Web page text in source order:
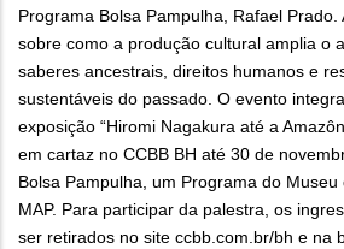
Programa Bolsa Pampulha, Rafael
sobre como a produção cultural amplia o
saberes ancestrais, direitos humanos e
sustentáveis do passado. O evento
exposição “Hiromi Nagakura até a
em cartaz no CCBB BH até 30 de
Bolsa Pampulha, um Programa do
MAP. Para participar da palestra, os
ser retirados no site ccbb.com.br/bh e na